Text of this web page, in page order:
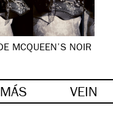
MCQUEEN’S NOIR
MÁS VEIN